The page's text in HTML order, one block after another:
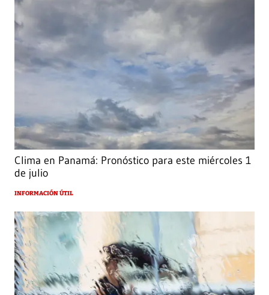
Clima en Panamá: Pronóstico para este miércoles 1
de julio
INFORMACIÓN ÚTIL